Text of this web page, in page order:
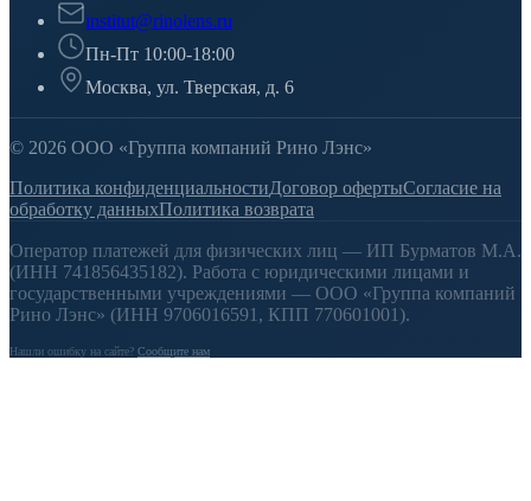
institut@rinolens.ru
Пн-Пт 10:00-18:00
Москва, ул. Тверская, д. 6
© 2026 ООО «Группа компаний Рино Лэнс»
Политика конфиденциальностиДоговор офертыСогласие на
обработку данныхПолитика возврата
Оператор платежей для физических лиц — ИП Бурматов М.А.
(ИНН 741856435182). Работа с юридическими лицами и
государственными учреждениями — ООО «Группа компаний
Рино Лэнс» (ИНН 9706016591, КПП 770601001).
Нашли ошибку на сайте? Сообщите нам